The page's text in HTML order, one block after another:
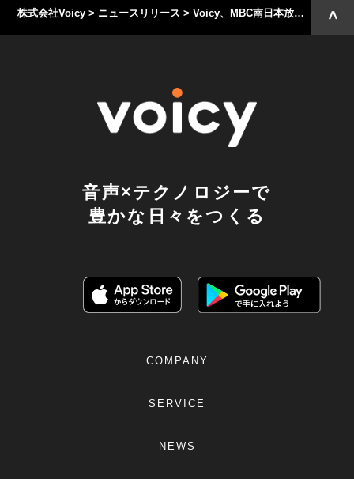
株式会社Voicy > ニュースリリース >Voicy、MBC南日本放送開局70周年特別番組ラジオドラマを期間限定で配信開始【全話無料】
音声×テクノロジーで
豊かな日々をつくる
COMPANY
SERVICE
NEWS